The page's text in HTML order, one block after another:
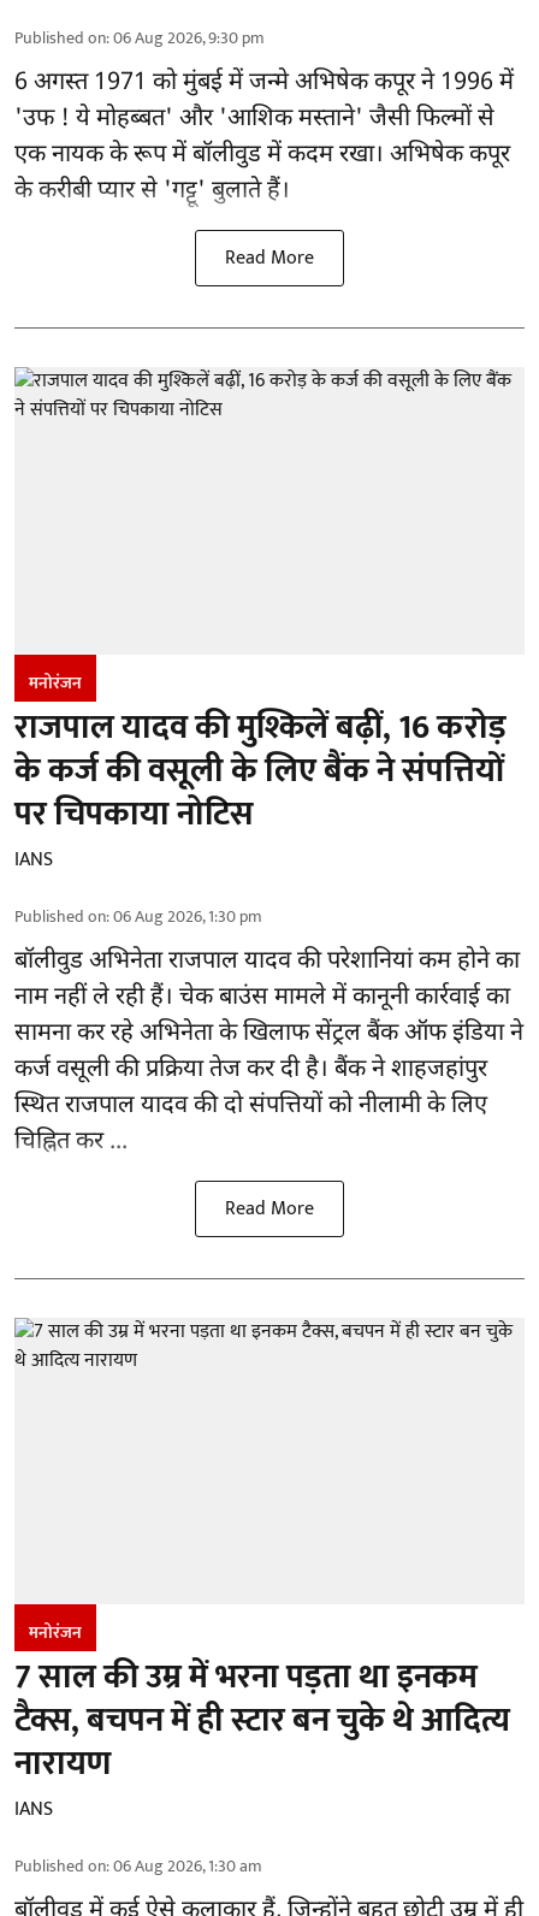
Published on:06 Aug 2026, 9:30 pm
6 अगस्त 1971 को मुंबई में जन्मे अभिषेक कपूर ने 1996 में
'उफ ! ये मोहब्बत' और 'आशिक मस्ताने' जैसी फिल्मों से
एक नायक के रूप मेंबॉलीवुडमें कदम रखा। अभिषेक कपूर
के करीबी प्यार से 'गट्टू' बुलाते हैं।
Read More
मनोरंजन
राजपाल यादव की मुश्किलें बढ़ीं, 16 करोड़
के कर्ज की वसूली के लिए बैंक ने संपत्तियों
पर चिपकाया नोटिस
IANS
Published on:06 Aug 2026, 1:30 pm
बॉलीवुडअभिनेता राजपाल यादव की परेशानियां कम होने का
नाम नहीं ले रही हैं। चेक बाउंस मामले में कानूनी कार्रवाई का
सामना कर रहे अभिनेता के खिलाफ सेंट्रल बैंक ऑफ इंडिया ने
कर्ज वसूली की प्रक्रिया तेज कर दी है। बैंक ने शाहजहांपुर
स्थित राजपाल यादव की दो संपत्तियों को नीलामी के लिए
चिह्नित कर ...
Read More
मनोरंजन
7 साल की उम्र में भरना पड़ता था इनकम
टैक्स, बचपन में ही स्टार बन चुके थे आदित्य
नारायण
IANS
Published on:06 Aug 2026, 1:30 am